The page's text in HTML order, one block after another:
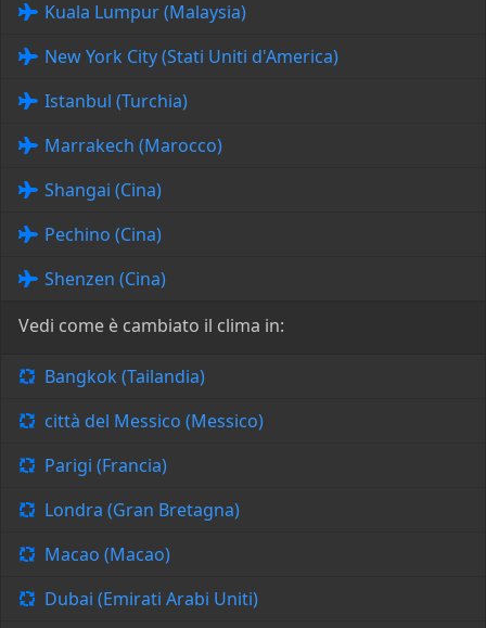
Kuala Lumpur (Malaysia)
New York City (Stati Uniti d'America)
Istanbul (Turchia)
Marrakech (Marocco)
Shangai (Cina)
Pechino (Cina)
Shenzen (Cina)
Vedi come è cambiato il clima in:
Bangkok (Tailandia)
città del Messico (Messico)
Parigi (Francia)
Londra (Gran Bretagna)
Macao (Macao)
Dubai (Emirati Arabi Uniti)